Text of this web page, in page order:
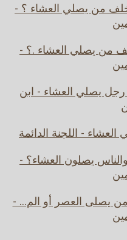
من يصلي العشاء ؟ -
من يصلي العشاء .؟ -
يصلي العشاء - ابن
- اللجنة الدائمة
يصلون العشاء؟ -
يصلى العصر أو الم... -